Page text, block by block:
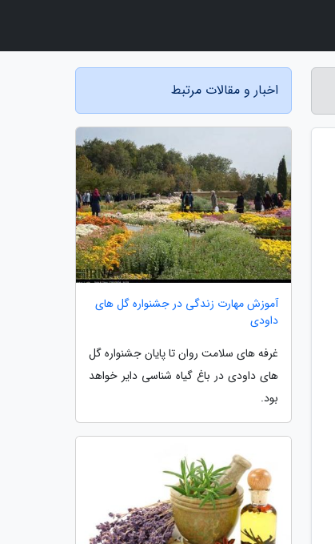
اخبار و مقالات مرتبط
آموزش مهارت زندگی در جشنواره گل های
داودی
غرفه های سلامت روان تا پایان جشنواره گل
های داودی در باغ گیاه شناسی دایر خواهد
بود.